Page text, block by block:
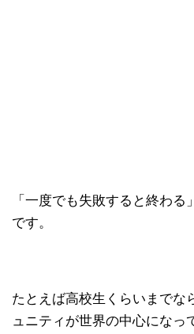
「一度でも失敗すると終わ
です。
たとえば高校生くらいまでな
ュニティが世界の中心になっ